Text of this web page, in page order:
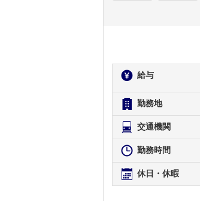
給与
勤務地
交通機関
勤務時間
休日・休暇